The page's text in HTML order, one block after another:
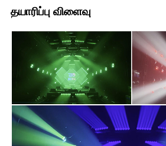
தயாரிப்பு விளைவு